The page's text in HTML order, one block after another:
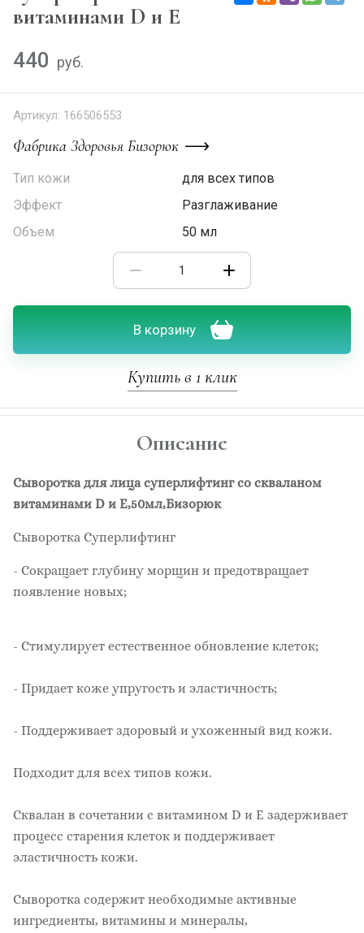
витаминами D и Е
440 руб.
Артикул: 166506553
Фабрика Здоровья Бизорюк
Тип кожи
для всех типов
Эффект
Разглаживание
Объем
50 мл
В корзину
Купить в 1 клик
Описание
Сыворотка для лица суперлифтинг cо скваланом
витаминами D и Е,50мл,Бизорюк
Сыворотка Суперлифтинг
- Сокращает глубину морщин и предотвращает
появление новых;
- Стимулирует естественное обновление клеток;
- Придает коже упругость и эластичность;
- Поддерживает здоровый и ухоженный вид кожи.
Подходит для всех типов кожи.
Сквалан в сочетании с витамином D и E задерживает
процесс старения клеток и поддерживает
эластичность кожи.
Сыворотка содержит необходимые активные
ингредиенты, витамины и минералы,